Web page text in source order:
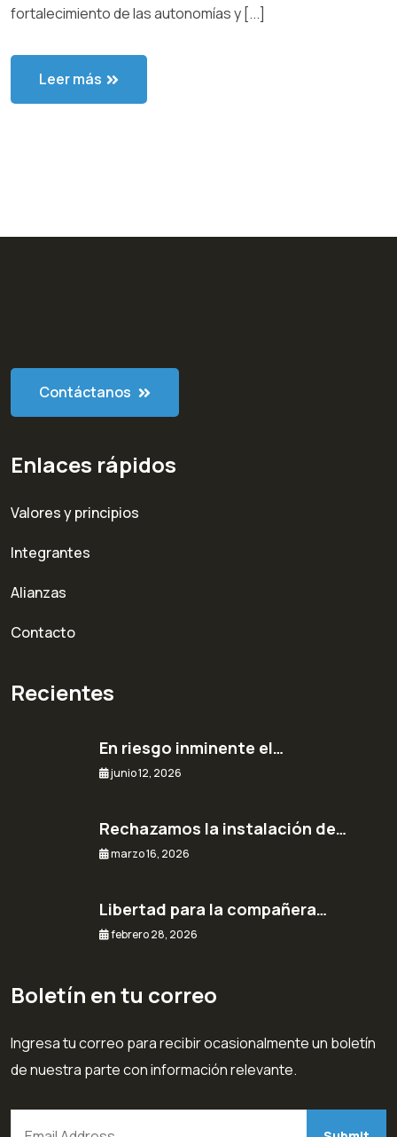
fortalecimiento de las autonomías y [...]
Leer más
Contáctanos
Enlaces rápidos
Valores y principios
Integrantes
Alianzas
Contacto
Recientes
En riesgo inminente el…
junio 12, 2026
Rechazamos la instalación de…
marzo 16, 2026
Libertad para la compañera…
febrero 28, 2026
Boletín en tu correo
Ingresa tu correo para recibir ocasionalmente un boletín
de nuestra parte con información relevante.